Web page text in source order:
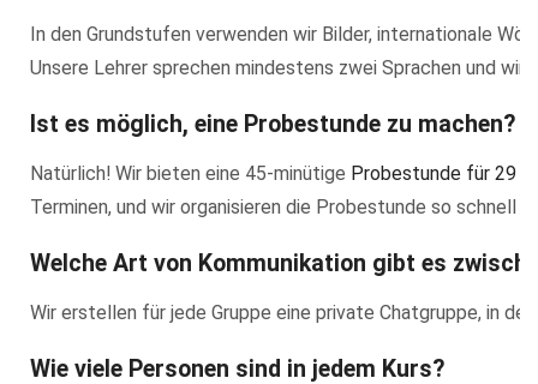
In den Grundstufen verwenden wir Bilder, internationale
Unsere Lehrer sprechen mindestens zwei Sprachen und wir
Ist es möglich, eine Probestunde zu machen?
Natürlich! Wir bieten eine 45-minütige Probestunde für 29 €
Terminen, und wir organisieren die Probestunde so schnell
Welche Art von Kommunikation gibt es
Wir erstellen für jede Gruppe eine private Chatgruppe, in
Wie viele Personen sind in jedem Kurs?